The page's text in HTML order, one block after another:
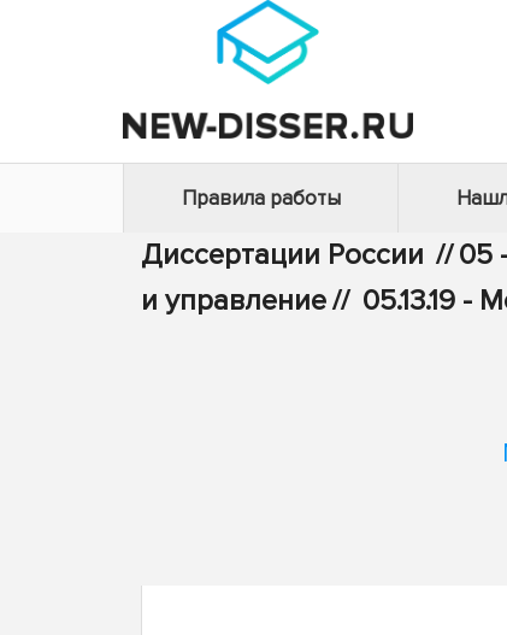
Правила работы
Диссертации России // 05
и управление// 05.13.19 -